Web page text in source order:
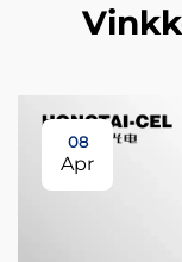
08
Apr